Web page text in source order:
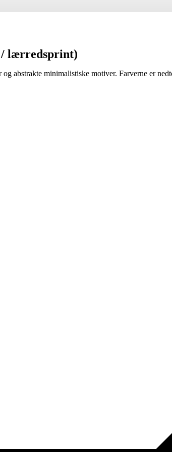
/ lærredsprint)
abstrakte minimalistiske motiver. Farverne er